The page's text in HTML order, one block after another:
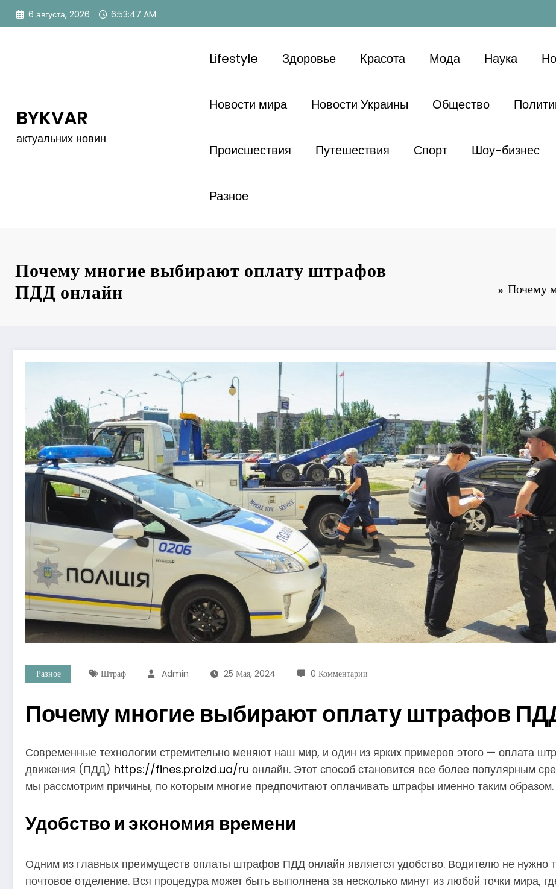
Перейти
6 августа, 2026 6:53:48 AM
BYKVAR
актуальних новин
Lifestyle Здоровье Красота Мода Наука
Новости мира Новости Украины Общество
Происшествия Путешествия Спорт Шоу-бизнес
Разное
Почему многие выбирают оплату штрафов
ПДД онлайн
Почему
Разное Штраф Admin 25 Мая, 2024 0 Комментарии
Почему многие выбирают оплату штрафов
Современные технологии стремительно меняют наш мир, и один из ярких примеров этого — оплата
движения (ПДД) https://fines.proizd.ua/ru онлайн. Этот способ становится все более популярным
мы рассмотрим причины, по которым многие предпочитают оплачивать штрафы именно таким образом.
Удобство и экономия времени
Одним из главных преимуществ оплаты штрафов ПДД онлайн является удобство. Водителю не нужно
почтовое отделение. Вся процедура может быть выполнена за несколько минут из любой точки мира,